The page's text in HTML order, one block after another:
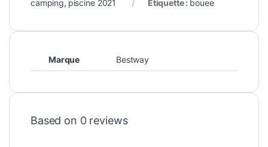
camping, piscine 2021 Étiquette : bouee
Marque Bestway
Based on 0 reviews